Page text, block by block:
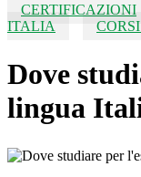
CERTIFICAZIONI
ITALIA
Dove
lingua